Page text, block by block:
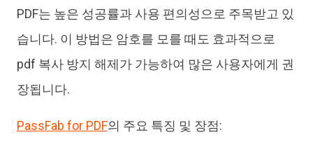
PDF는 높은 성공률과 사용 편의성으로 주목받고 있
습니다. 이 방법은 암호를 모를 때도 효과적으로
pdf 복사 방지 해제가 가능하여 많은 사용자에게 권
장됩니다.
PassFab for PDF의 주요 특징 및 장점: